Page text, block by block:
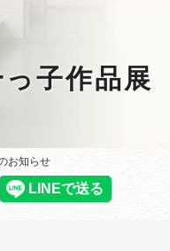
っ子作品
お知らせ
お知らせ